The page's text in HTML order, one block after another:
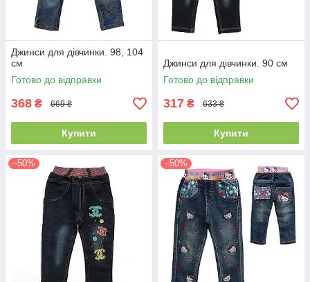
Джинси для дівчинки. 98, 104
см
Готово до відправки
368 ₴ 669 ₴
Купити
Джинси для дівчинки. 90 см
Готово до відправки
317 ₴ 633 ₴
Купити
–50% –50%